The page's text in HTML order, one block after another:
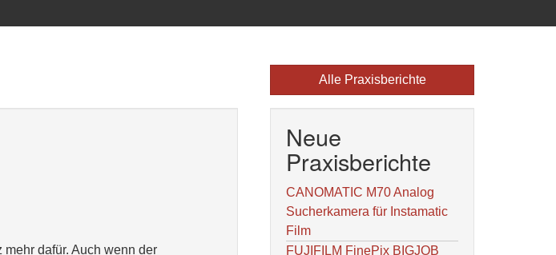
dafür. Auch wenn der
Alle Praxisberichte
Neue
Praxisberichte
CANOMATIC M70 Analog
Sucherkamera für Instamatic
Film
FUJIFILM FinePix BIGJOB